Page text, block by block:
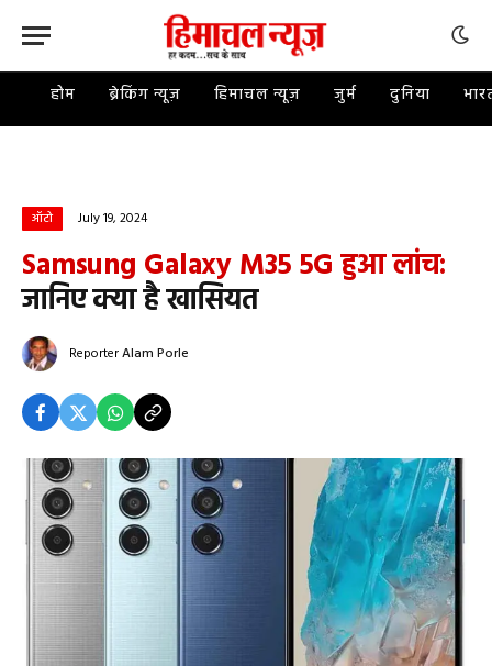
होम ब्रेकिंग न्यूज़ हिमाचल न्यूज़ जुर्म दुनिया
ऑटो July 19, 2024
Samsung Galaxy M35 5G हुआ लांच:
जानिए क्या है खासियत
ReporterAlam Porle